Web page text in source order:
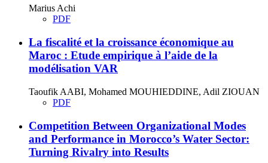
Marius Achi
PDF
La fiscalité et la croissance économique au
Maroc : Etude empirique à l’aide de la
modélisation VAR
Taoufik AABI, Mohamed MOUHIEDDINE, Adil ZIOUAN
PDF
Competition Between Organizational Modes
and Performance in Morocco’s Water Sector:
Turning Rivalry into Results